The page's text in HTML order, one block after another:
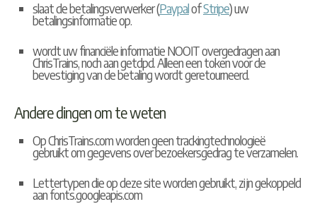
slaat de betalingsverwerker (PaypalofStripe) uw
betalingsinformatie op.
wordt uw financiële informatie NOOIT overgedragen aan
ChrisTrains, noch aan getdpd. Alleen een token voor de
bevestiging van de betaling wordt geretourneerd.
Andere dingen om te weten
Op ChrisTrains.com worden geen trackingtechnologieë
gebruikt om gegevens over bezoekersgedrag te verzamelen.
Lettertypen die op deze site worden gebruikt, zijn gekoppeld
aan fonts.googleapis.com